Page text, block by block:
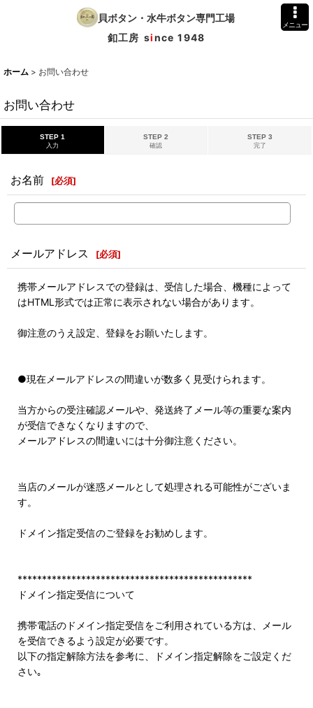
貝ボタン・水牛ボタン専門工場
釦工房 since 1948
メニュー
ホーム > お問い合わせ
お問い合わせ
STEP 1
入力
STEP 2
確認
STEP 3
完了
お名前 [必須]
メールアドレス [必須]
携帯メールアドレスでの登録は、受信した場合、機種によって
はHTML形式では正常に表示されない場合があります。
御注意のうえ設定、登録をお願いたします。
●現在メールアドレスの間違いが数多く見受けられます。
当方からの受注確認メールや、発送終了メール等の重要な案内
が受信できなくなりますので、
メールアドレスの間違いには十分御注意ください。
当店のメールが迷惑メールとして処理される可能性がございま
す。
ドメイン指定受信のご登録をお勧めします。
************************************************
ドメイン指定受信について
携帯電話のドメイン指定受信をご利用されている方は、メール
を受信できるよう設定が必要です。
以下の指定解除方法を参考に、ドメイン指定解除をご設定くだ
さい｡